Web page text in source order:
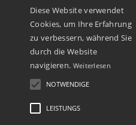
Unsere Paketzusteller
Diese Website verwendet
Cookies, um Ihre Erfahrung
zu verbessern, während Sie
durch die Website
navigieren. Weiterlesen
NOTWENDIGE
LEISTUNGS
Ja, ich